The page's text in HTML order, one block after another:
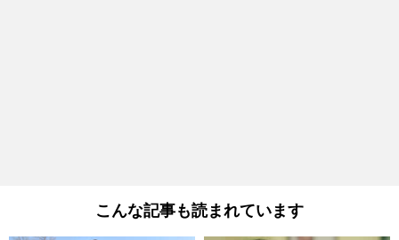
こんな記事も読まれています